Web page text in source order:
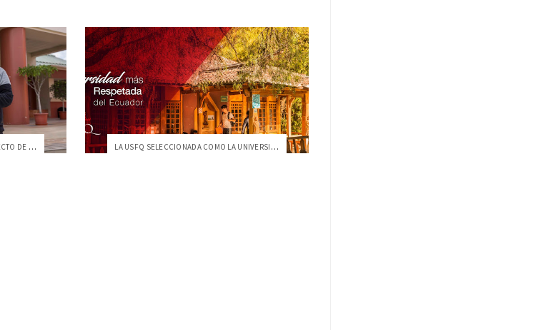
HISTÓRICA PREMIACIÓN PARA PROYECTO DE IN... LA USFQ SELECCIONADA COMO LA UNIVERSIDAD...